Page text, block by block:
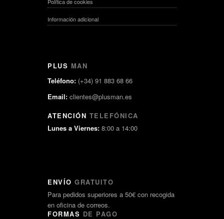
Información adicional
PLUS MAN
Teléfono: (+34) 91 883 68 66
Email: clientes@plusman.es
ATENCIÓN TELEFÓNICA
Lunes a Viernes: 8:00 a 14:00
ENVÍO GRATUITO
Para pedidos superiores a 50€ con recogida
en oficina de correos.
FORMAS DE PAGO